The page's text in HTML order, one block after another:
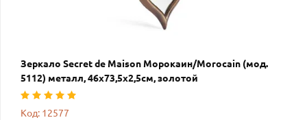
Зеркало Secret de Maison Морокаин/Morocain (мод.
5112) металл, 46х73,5х2,5см, золотой
Код: 12577